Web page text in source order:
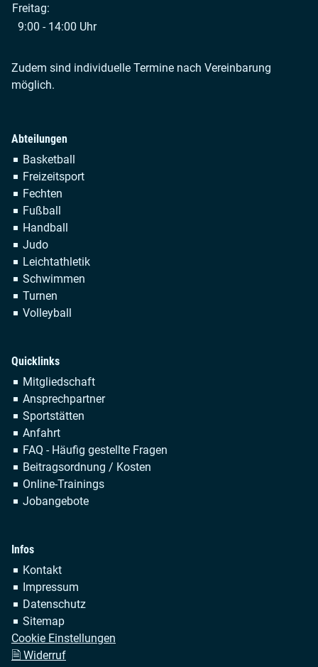
Freitag:
9:00 - 14:00 Uhr
Zudem sind individuelle Termine nach Vereinbarung
möglich.
Abteilungen
Navigation
überspringen
Basketball
Freizeitsport
Fechten
Fußball
Handball
Judo
Leichtathletik
Schwimmen
Turnen
Volleyball
Quicklinks
Navigation
überspringen
Mitgliedschaft
Ansprechpartner
Sportstätten
Anfahrt
FAQ - Häufig gestellte Fragen
Beitragsordnung / Kosten
Online-Trainings
Jobangebote
Infos
Navigation
überspringen
Kontakt
Impressum
Datenschutz
Sitemap
Cookie Einstellungen
🗎 Widerruf